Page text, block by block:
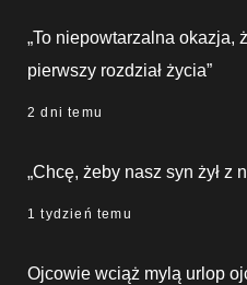
„To niepowtarzalna okazja,
pierwszy rozdział życia”
2 dni temu
„Chcę, żeby nasz syn żył z
1 tydzień temu
Ojcowie wciąż mylą urlop